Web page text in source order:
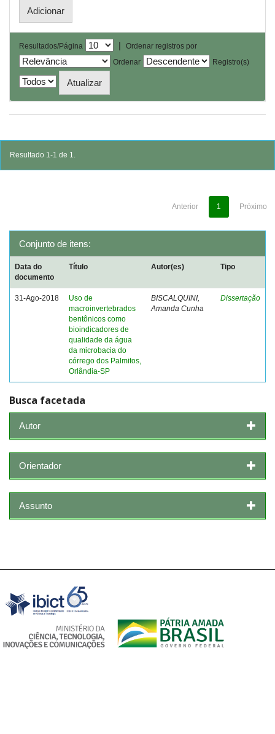
Resultados/Página |
Ordenar registros por
Ordenar
Registro(s)
Resultado 1-1 de 1.
Anterior 1 Próximo
Conjunto de itens:
Data do
documento
Título Autor(es) Tipo
31-Ago-2018
Uso de
macroinvertebrados
bentônicos como
bioindicadores de
qualidade da água
da microbacia do
córrego dos Palmitos,
Orlândia-SP
BISCALQUINI,
Amanda Cunha
Dissertação
Busca facetada
Autor
Orientador
Assunto